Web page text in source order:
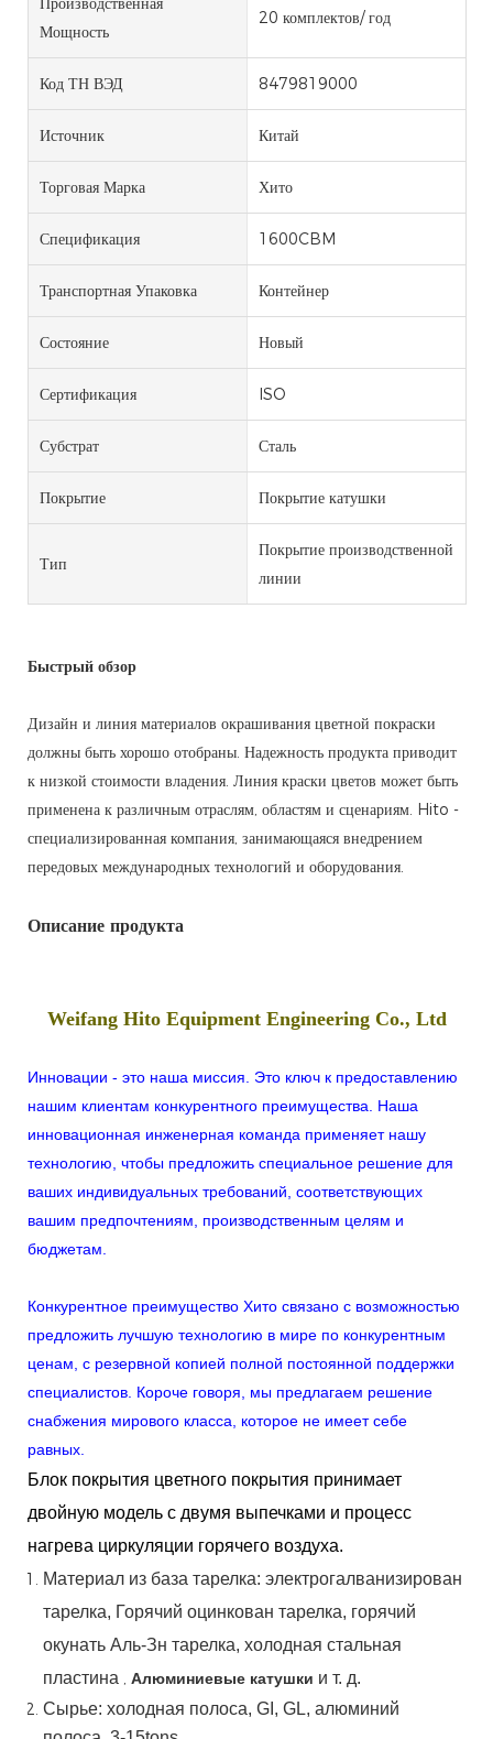
Мощность
20 комплектов/ год
Код ТН ВЭД 8479819000
Источник Китай
Торговая Марка Хито
Спецификация 1600CBM
Транспортная Упаковка Контейнер
Состояние Новый
Сертификация ISO
Субстрат Сталь
Покрытие Покрытие катушки
Тип
Покрытие производственной
линии
Быстрый обзор
Дизайн и линия материалов окрашивания цветной покраски
должны быть хорошо отобраны. Надежность продукта приводит
к низкой стоимости владения. Линия краски цветов может быть
применена к различным отраслям, областям и сценариям. Hito -
специализированная компания, занимающаяся внедрением
передовых международных технологий и оборудования.
Описание продукта
Weifang Hito Equipment Engineering Co., Ltd
Инновации - это наша миссия. Это ключ к предоставлению
нашим клиентам конкурентного преимущества. Наша
инновационная инженерная команда применяет нашу
технологию, чтобы предложить специальное решение для
ваших индивидуальных требований, соответствующих
вашим предпочтениям, производственным целям и
бюджетам.
Конкурентное преимущество Хито связано с возможностью
предложить лучшую технологию в мире по конкурентным
ценам, с резервной копией полной постоянной поддержки
специалистов. Короче говоря, мы предлагаем решение
снабжения мирового класса, которое не имеет себе
равных.
Блок покрытия цветного покрытия принимает
двойную модель с двумя выпечками и процесс
нагрева циркуляции горячего воздуха.
Материал из база тарелка: электрогалванизирован
тарелка, Горячий оцинкован тарелка, горячий
окунать Аль-Зн тарелка, холодная стальная
пластина , Алюминиевые катушки и т. д.
Сырье: холодная полоса, GI, GL, алюминий